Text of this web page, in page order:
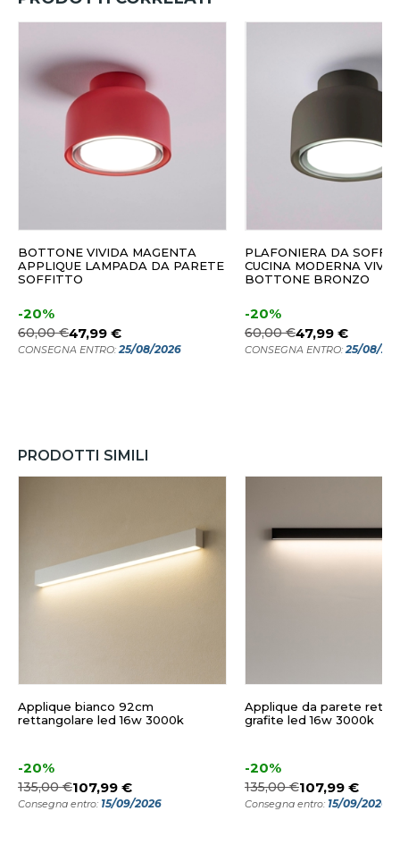
BOTTONE VIVIDA MAGENTA
APPLIQUE LAMPADA DA PARETE
SOFFITTO
-20%
60,00 €47,99 €
CONSEGNA ENTRO:25/08/2026
PLAFONIERA DA
CUCINA MODERNA
BOTTONE BRONZO
-20%
60,00 €47,99 €
CONSEGNA ENTRO:25/08/
PRODOTTI SIMILI
Applique bianco 92cm
rettangolare led 16w 3000k
-20%
135,00 €107,99 €
Consegna entro: 15/09/2026
Applique da parete
grafite led 16w 3000k
-20%
135,00 €107,99 €
Consegna entro: 15/09/2026